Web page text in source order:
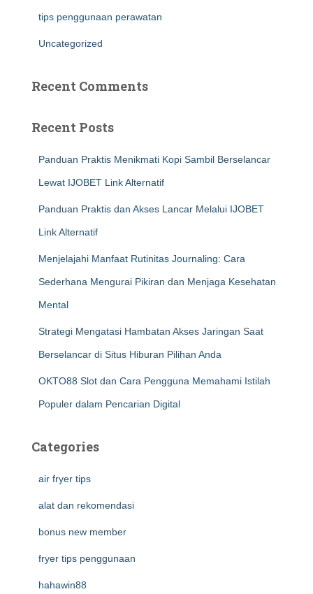
tips penggunaan perawatan
Uncategorized
Recent Comments
Recent Posts
Panduan Praktis Menikmati Kopi Sambil Berselancar
Lewat IJOBET Link Alternatif
Panduan Praktis dan Akses Lancar Melalui IJOBET
Link Alternatif
Menjelajahi Manfaat Rutinitas Journaling: Cara
Sederhana Mengurai Pikiran dan Menjaga Kesehatan
Mental
Strategi Mengatasi Hambatan Akses Jaringan Saat
Berselancar di Situs Hiburan Pilihan Anda
OKTO88 Slot dan Cara Pengguna Memahami Istilah
Populer dalam Pencarian Digital
Categories
air fryer tips
alat dan rekomendasi
bonus new member
fryer tips penggunaan
hahawin88